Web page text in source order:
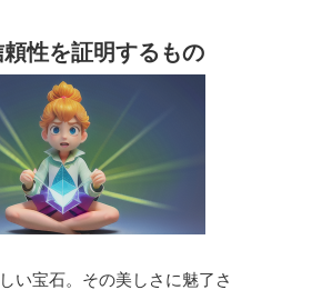
性を証明するもの
い宝石。その美しさに魅了さ